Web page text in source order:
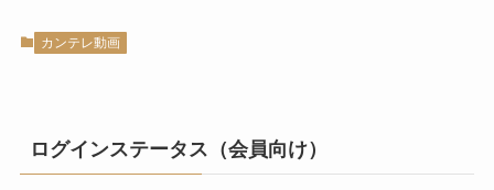
カンテレ動画
ログインステータス（会員向け）